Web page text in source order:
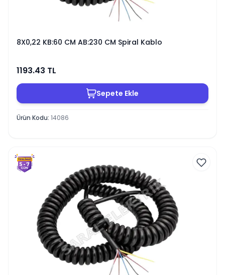
8X0,22 KB:60 CM AB:230 CM Spiral Kablo
1193.43 TL
Sepete Ekle
Ürün Kodu: 14086